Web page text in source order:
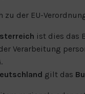
zu der EU-
ist dies das
Verarbeitung
.
gilt das